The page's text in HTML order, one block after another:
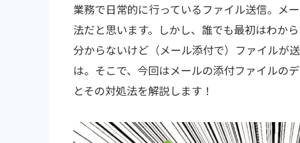
業務で日常的に行っているファイル送信。メ
法だと思います。しかし、誰でも最初はわか
分からないけど（メール添付で）ファイルが
は。そこで、今回はメールの添付ファイルの
とその対処法を解説します！